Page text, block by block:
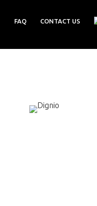
FAQ CONTACT US